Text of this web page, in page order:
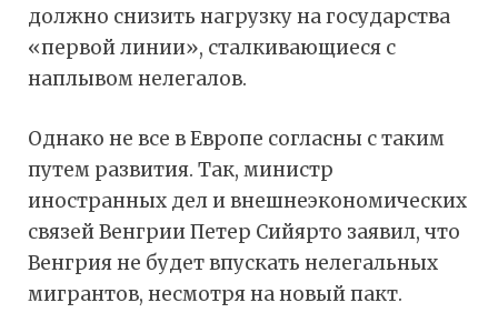
должно снизить нагрузку на государства
«первой линии», сталкивающиеся с
наплывом нелегалов.
Однако не все в Европе согласны с таким
путем развития. Так, министр
иностранных дел и внешнеэкономических
связей Венгрии Петер Сийярто заявил, что
Венгрия не будет впускать нелегальных
мигрантов, несмотря на новый пакт.